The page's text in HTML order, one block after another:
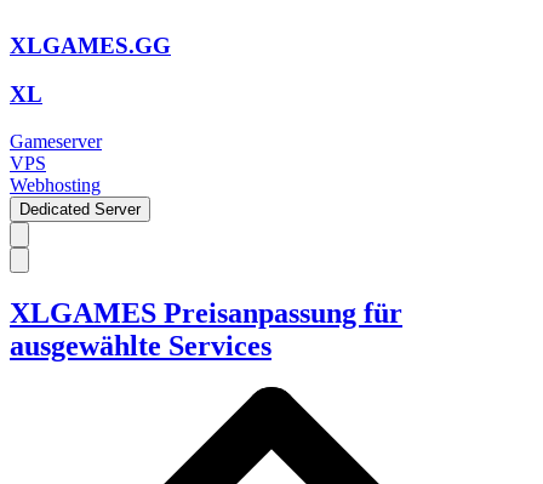
XLGAMES.GG
XL
Gameserver
VPS
Webhosting
Dedicated Server
XLGAMES Preisanpassung für
ausgewählte Services